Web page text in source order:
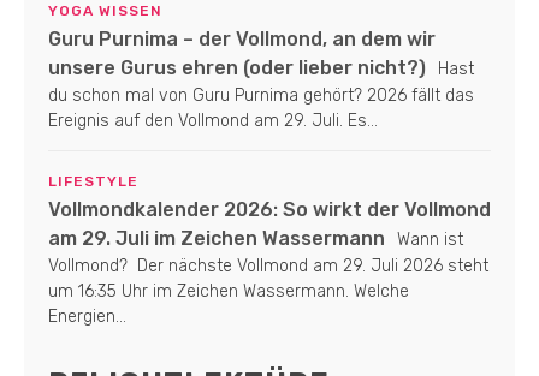
YOGA WISSEN
Guru Purnima – der Vollmond, an dem wir
unsere Gurus ehren (oder lieber nicht?)
Hast
du schon mal von Guru Purnima gehört? 2026 fällt das
Ereignis auf den Vollmond am 29. Juli. Es...
LIFESTYLE
Vollmondkalender 2026: So wirkt der Vollmond
am 29. Juli im Zeichen Wassermann
Wann ist
Vollmond? Der nächste Vollmond am 29. Juli 2026 steht
um 16:35 Uhr im Zeichen Wassermann. Welche
Energien...